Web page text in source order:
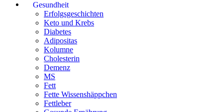
Gesundheit
Erfolgsgeschichten
Keto und Krebs
Diabetes
Adipositas
Kolumne
Cholesterin
Demenz
MS
Fett
Fette Wissenshäppchen
Fettleber